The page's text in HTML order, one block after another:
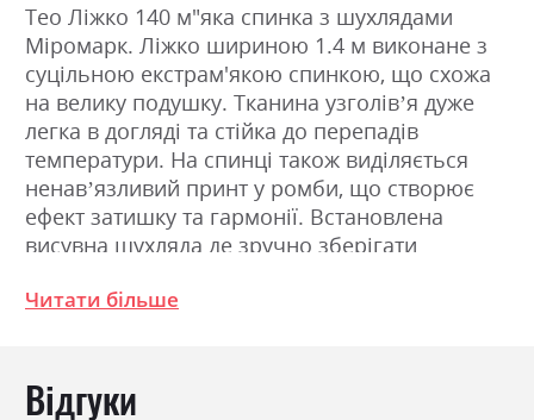
Тео Ліжко 140 м"яка спинка з шухлядами
Міромарк. Ліжко шириною 1.4 м виконане з
суцільною екстрам'якою спинкою, що схожа
на велику подушку. Тканина узголів’я дуже
легка в догляді та стійка до перепадів
температури. На спинці також виділяється
ненав’язливий принт у ромби, що створює
ефект затишку та гармонії. Встановлена
висувна шухляда де зручно зберігати
Корпус: Плита ламінована ДСП 16мм
направляючі повного висуву; З`єднання
Читати більше
Відгуки